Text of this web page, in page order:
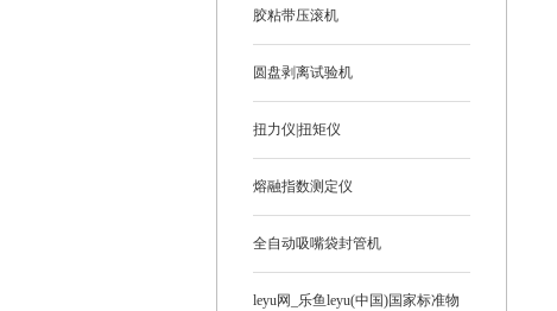
胶粘带压滚机
圆盘剥离试验机
扭力仪|扭矩仪
熔融指数测定仪
全自动吸嘴袋封管机
leyu网_乐鱼leyu(中国)国家标准物